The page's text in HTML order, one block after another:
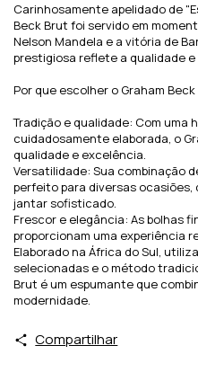
Carinhosamente apelidado de
Beck Brut foi servido em
Nelson Mandela e a vitória de
prestigiosa reflete a qualidade
Por que escolher o Graham Beck
Tradição e qualidade: Com uma
cuidadosamente elaborada, o
qualidade e excelência.
Versatilidade: Sua combinação
perfeito para diversas ocasiões,
jantar sofisticado.
Frescor e elegância: As bolhas
proporcionam uma experiência
Elaborado na África do Sul,
selecionadas e o método
Brut é um espumante que
modernidade.
Compartilhar